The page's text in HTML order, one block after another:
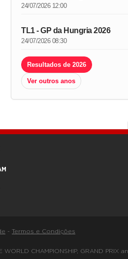
24/07/2026 12:00
TL1 - GP da Hungria 2026
24/07/2026 08:30
Resultados de 2026
Ver outros anos
- Termos e Condições
CHAMPIONSHIP, GRAND PRIX